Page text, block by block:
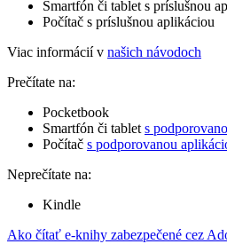
Smartfón či tablet s príslušnou
Počítač s príslušnou aplikáciou
Viac informácií v našich návodoch
Prečítate na:
Pocketbook
Smartfón či tablet s
Počítač s podporovanou
Neprečítate na:
Kindle
Ako čítať e-knihy zabezpečené cez